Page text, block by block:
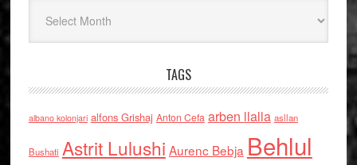
TAGS
albano kolonjari alfons Grishaj Anton Cefa arben llalla asllan
Bushati Astrit Lulushi Aurenc Bebja Behlul